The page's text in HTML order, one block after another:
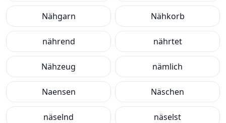
Nähgarn Nähkorb
nährend nährtet
Nähzeug nämlich
Naensen Näschen
näselnd näselst